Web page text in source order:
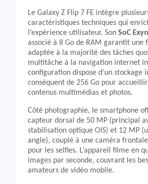
Le Galaxy Z Flip 7 FE intègre
caractéristiques techniques qui
l’expérience utilisateur. Son SoC
associé à 8 Go de RAM garantit une
adaptée à la majorité des tâches
multitâche à la navigation internet
configuration dispose d’un stockage
conséquent de 256 Go pour
contenus multimédias et photos.
Côté photographie, le smartphone
capteur dorsal de 50 MP (principal
stabilisation optique OIS) et 12 MP
angle), couplé à une caméra
pour les selfies. L’appareil filme en
images par seconde, couvrant les
amateurs de vidéo mobile.